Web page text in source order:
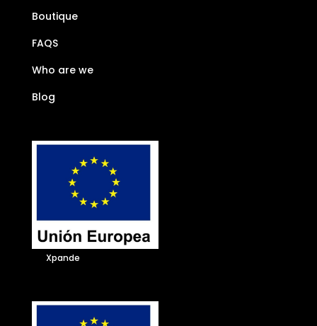
Boutique
FAQS
Who are we
Blog
Xpande